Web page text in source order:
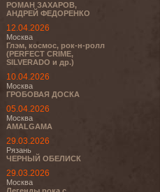
РОМАН ЗАХАРОВ,
АНДРЕЙ ФЕДОРЕНКО
12.04.2026
Москва
Глэм, космос, рок-н-ролл
(PERFECT CRIME,
SILVERADO и др.)
10.04.2026
Москва
ГРОБОВАЯ ДОСКА
05.04.2026
Москва
AMALGAMA
29.03.2026
Рязань
ЧЕРНЫЙ ОБЕЛИСК
29.03.2026
Москва